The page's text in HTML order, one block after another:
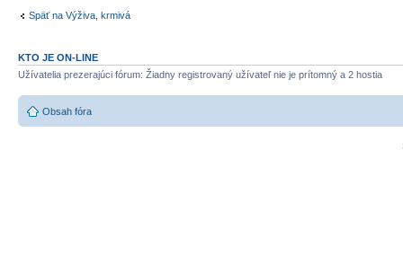
Späť na Výživa, krmivá
KTO JE ON-LINE
Užívatelia prezerajúci fórum: Žiadny registrovaný užívateľ nie je prítomný a 2 hostia
Obsah fóra